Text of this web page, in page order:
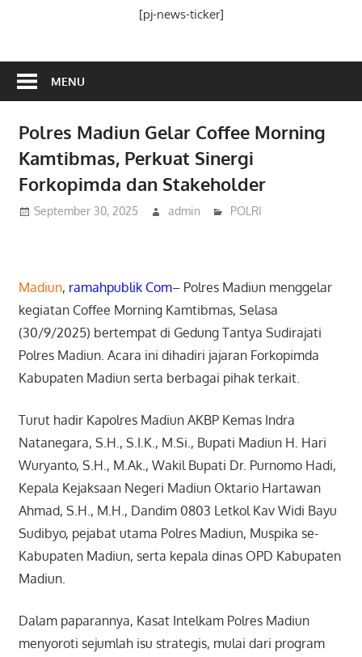
[pj-news-ticker]
MENU
Polres Madiun Gelar Coffee Morning
Kamtibmas, Perkuat Sinergi
Forkopimda dan Stakeholder
September 30, 2025 admin POLRI
Madiun, ramahpublik Com– Polres Madiun menggelar
kegiatan Coffee Morning Kamtibmas, Selasa
(30/9/2025) bertempat di Gedung Tantya Sudirajati
Polres Madiun. Acara ini dihadiri jajaran Forkopimda
Kabupaten Madiun serta berbagai pihak terkait.
Turut hadir Kapolres Madiun AKBP Kemas Indra
Natanegara, S.H., S.I.K., M.Si., Bupati Madiun H. Hari
Wuryanto, S.H., M.Ak., Wakil Bupati Dr. Purnomo Hadi,
Kepala Kejaksaan Negeri Madiun Oktario Hartawan
Ahmad, S.H., M.H., Dandim 0803 Letkol Kav Widi Bayu
Sudibyo, pejabat utama Polres Madiun, Muspika se-
Kabupaten Madiun, serta kepala dinas OPD Kabupaten
Madiun.
Dalam paparannya, Kasat Intelkam Polres Madiun
menyoroti sejumlah isu strategis, mulai dari program